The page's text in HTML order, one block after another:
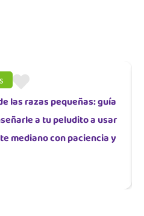
las razas pequeñas: guía
a tu peludito a usar
mediano con paciencia y